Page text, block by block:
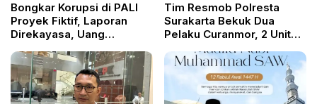
Bongkar Korupsi di PALI
Proyek Fiktif, Laporan
Direkayasa, Uang
Pribadi
Tim Resmob Polresta
Surakarta Bekuk Dua
Pelaku Curanmor, 2 Unit